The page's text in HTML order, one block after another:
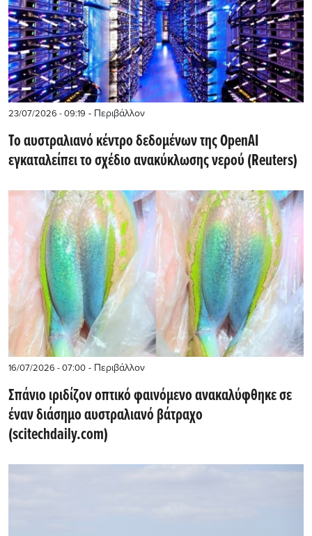
23/07/2026 - 09:19 - Περιβάλλον
Το αυστραλιανό κέντρο δεδομένων της OpenAI
εγκαταλείπει το σχέδιο ανακύκλωσης νερού (Reuters)
16/07/2026 - 07:00 - Περιβάλλον
Σπάνιο ιριδίζον οπτικό φαινόμενο ανακαλύφθηκε σε
έναν διάσημο αυστραλιανό βάτραχο
(scitechdaily.com)